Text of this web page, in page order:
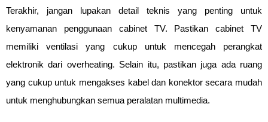
Terakhir, jangan lupakan detail teknis yang penting untuk
kenyamanan penggunaan cabinet TV. Pastikan cabinet TV
memiliki ventilasi yang cukup untuk mencegah perangkat
elektronik dari overheating. Selain itu, pastikan juga ada ruang
yang cukup untuk mengakses kabel dan konektor secara mudah
untuk menghubungkan semua peralatan multimedia.